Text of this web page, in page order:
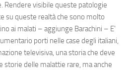
Rendere visibile queste patologie
su queste realtà che sono molto
ai malati – aggiunge Barachini – E'
porti nelle case degli italiani,
televisiva, una storia che deve
storie delle malattie rare, ma anche